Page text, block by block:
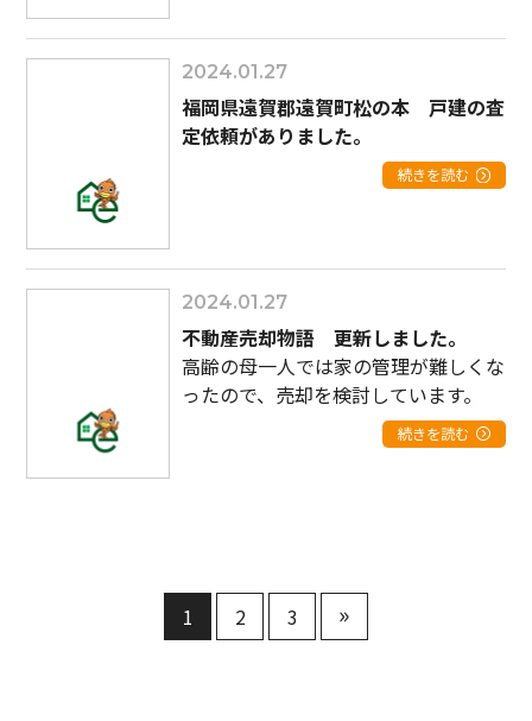
2024.01.27
福岡県遠賀郡遠賀町松の本 戸建の査
定依頼がありました。
続きを読む
2024.01.27
不動産売却物語 更新しました。
高齢の母一人では家の管理が難しくな
ったので、売却を検討しています。
続きを読む
1 2 3 »